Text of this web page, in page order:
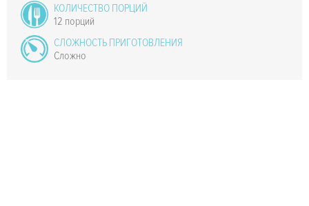
КОЛИЧЕСТВО ПОРЦИЙ
12 порций
СЛОЖНОСТЬ ПРИГОТОВЛЕНИЯ
Сложно